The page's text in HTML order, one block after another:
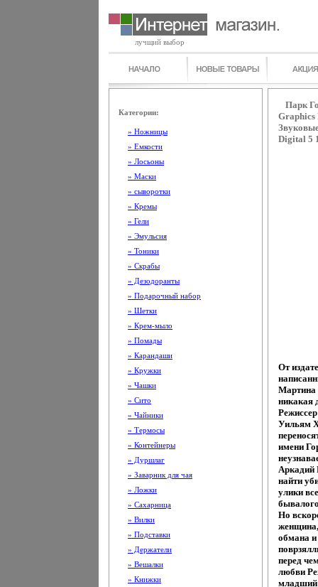
лучщий выбор
Категории:
» Ножницы
» Емкости
» Лосьоны
» Маски
» сыворотки
» Кремы
» Гели
» Эмульсия
» Тоники
» Скрабы
» Дезодоранты
» Подарочный набор
» Шетки
» Крем-мыло
» Помады
» Карандаши
» Кружки
» Чашки
» Сито
» Чайники
» Термосы
» Контейнеры
» Дуршлаг
» Заварник для чая
» Ложки
» Сахарница
» Вилки
» Подставки
» Держатели
» Вешалки
» Книжки
Парк
Graphics
Digital 5
От
Мартина
никакая
Уильям
имени
Аркадий
найти
улики
Но
обмана и
перед
любви
младший